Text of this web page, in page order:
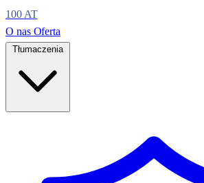
100 AT
O nas Oferta
Tłumaczenia